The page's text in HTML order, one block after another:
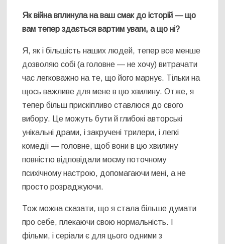
Як війна вплинула на ваш смак до історій — що
вам тепер здається вартим уваги, а що ні?
Я, як і більшість наших людей, тепер все менше
дозволяю собі (а головне — не хочу) витрачати
час легковажно на те, що його марнує. Тільки на
щось важливе для мене в цю хвилину. Отже, я
тепер більш прискіпливо ставлюся до свого
вибору. Це можуть бути й глибокі авторські
унікальні драми, і закручені трилери, і легкі
комедії — головне, щоб вони в цю хвилину
повністю відповідали моєму поточному
психічному настрою, допомагаючи мені, а не
просто розраджуючи.
Тож можна сказати, що я стала більше думати
про себе, плекаючи свою нормальність. І
фільми, і серіали є для цього одними з